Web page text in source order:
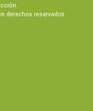
derechos reservados